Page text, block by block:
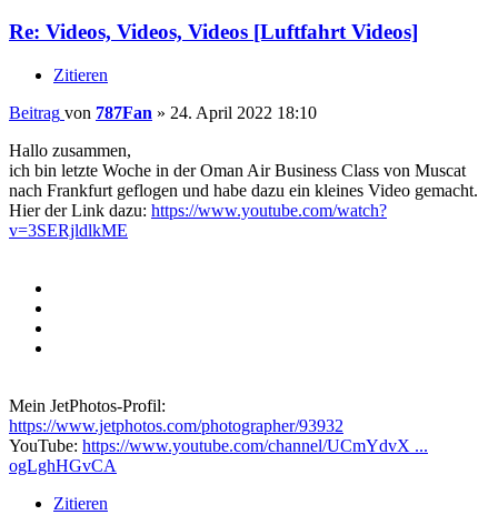
Re: Videos, Videos, Videos [Luftfahrt Videos]
Zitieren
Beitrag von 787Fan » 24. April 2022 18:10
Hallo zusammen,
ich bin letzte Woche in der Oman Air Business Class von Muscat
nach Frankfurt geflogen und habe dazu ein kleines Video gemacht.
Hier der Link dazu: https://www.youtube.com/watch?
v=3SERjldlkME
Mein JetPhotos-Profil:
https://www.jetphotos.com/photographer/93932
YouTube: https://www.youtube.com/channel/UCmYdvX ...
ogLghHGvCA
Zitieren